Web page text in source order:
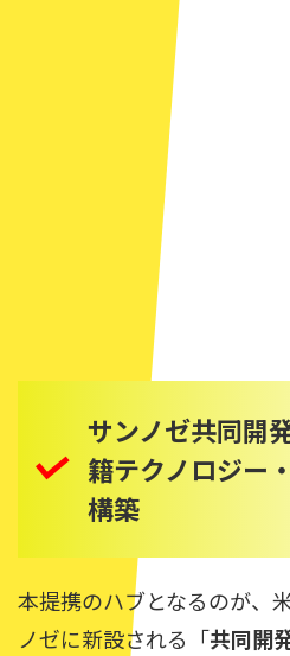
サンノゼ共同開
籍テクノロジー
構築
本提携のハブとなるのが、
ノゼに新設される「共同開